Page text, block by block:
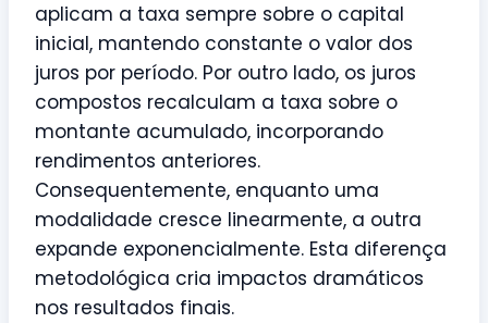
aplicam a taxa sempre sobre o capital
inicial, mantendo constante o valor dos
juros por período. Por outro lado, os juros
compostos recalculam a taxa sobre o
montante acumulado, incorporando
rendimentos anteriores.
Consequentemente, enquanto uma
modalidade cresce linearmente, a outra
expande exponencialmente. Esta diferença
metodológica cria impactos dramáticos
nos resultados finais.